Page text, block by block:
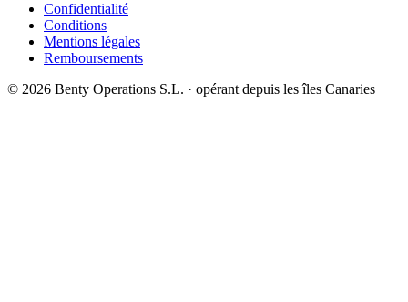
Confidentialité
Conditions
Mentions légales
Remboursements
© 2026 Benty Operations S.L. · opérant depuis les îles Canaries